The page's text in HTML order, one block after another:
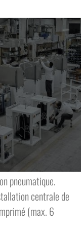
avec deux
permettent
avec un
pneumatique.
centrale de
(max. 6